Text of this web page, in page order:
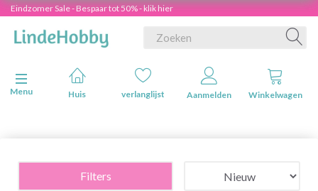
Eindzomer Sale - Bespaar tot 50% - klik hier
Navigatie in-/uitschakelen
Menu
Huis verlanglijst Aanmelden Winkelwagen
Filters